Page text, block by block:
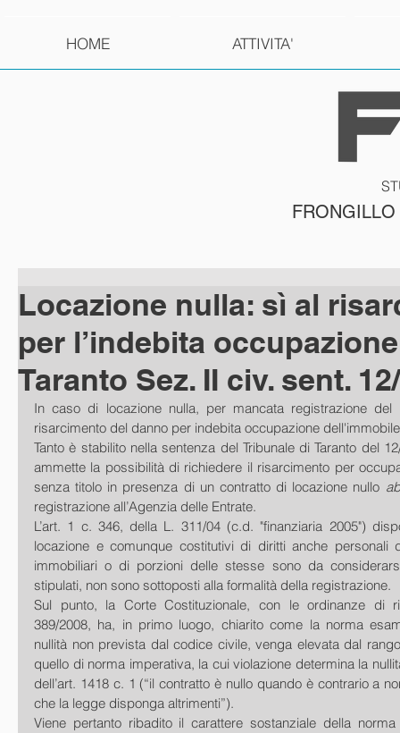
HOME ATTIVITA'
Locazione nulla: sì al
per l’indebita
Taranto Sez. II civ. sent. 12/
In caso di locazione nulla, per mancata registrazione del
risarcimento del danno per indebita occupazione
Tanto è stabilito nella sentenza del Tribunale di Taranto del
ammette la possibilità di richiedere il risarcimento per
senza titolo in presenza di un contratto di locazione nullo
registrazione all’Agenzia delle Entrate.
L’art. 1 c. 346, della L. 311/04 (c.d. "finanziaria 2005")
locazione e comunque costitutivi di diritti anche personali
immobiliari o di porzioni delle stesse sono da
stipulati, non sono sottoposti alla formalità della registrazione.
Sul punto, la Corte Costituzionale, con le ordinanze di
389/2008, ha, in primo luogo, chiarito come la norma
nullità non prevista dal codice civile, venga elevata dal
quello di norma imperativa, la cui violazione determina la
dell’art. 1418 c. 1 (“il contratto è nullo quando è contrario a
che la legge disponga altrimenti”).
Viene pertanto ribadito il carattere sostanziale della